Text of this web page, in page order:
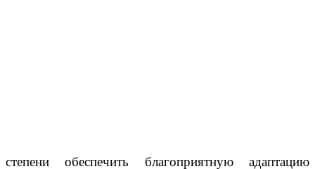
степени обеспечить благоприятную адаптацию